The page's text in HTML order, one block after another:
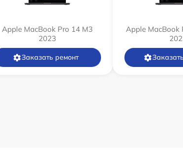
Apple MacBook Pro 14 M3
2023
Заказать ремонт
Apple MacBook